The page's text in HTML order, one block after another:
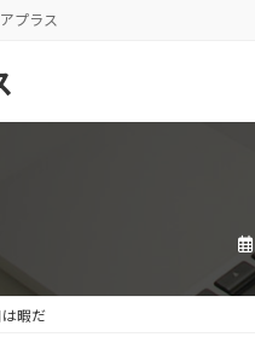
プラス
暇だ